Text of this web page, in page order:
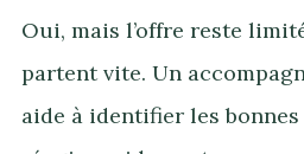
Oui, mais l’offre reste
partent vite. Un
aide à identifier les